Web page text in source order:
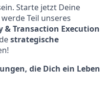
Starte jetzt Deine
Teil unseres
& Transaction Execution
strategische
die Dich ein Leben